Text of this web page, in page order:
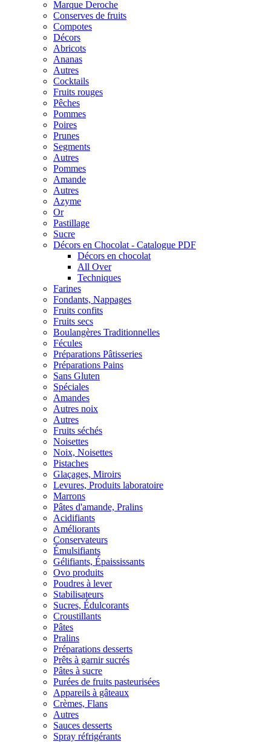
Marque Deroche
Conserves de fruits
Compotes
Décors
Abricots
Ananas
Autres
Cocktails
Fruits rouges
Pêches
Pommes
Poires
Prunes
Segments
Autres
Pommes
Amande
Autres
Azyme
Or
Pastillage
Sucre
Décors en Chocolat - Catalogue PDF
Décors en chocolat
All Over
Techniques
Farines
Fondants, Nappages
Fruits confits
Fruits secs
Boulangères Traditionnelles
Fécules
Préparations Pâtisseries
Préparations Pains
Sans Gluten
Spéciales
Amandes
Autres noix
Autres
Fruits séchés
Noisettes
Noix, Noisettes
Pistaches
Glaçages, Miroirs
Levures, Produits laboratoire
Marrons
Pâtes d'amande, Pralins
Acidifiants
Améliorants
Conservateurs
Émulsifiants
Gélifiants, Épaississants
Ovo produits
Poudres à lever
Stabilisateurs
Sucres, Édulcorants
Croustillants
Pâtes
Pralins
Préparations desserts
Prêts à garnir sucrés
Pâtes à sucre
Purées de fruits pasteurisées
Appareils à gâteaux
Crèmes, Flans
Autres
Sauces desserts
Spray réfrigérants